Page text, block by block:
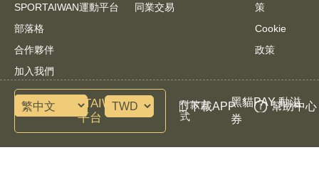
SPORTAIWAN運動平台
部落格
合作夥伴
加入我們
同業交易
策
Cookie
政策
諮詢SPORTAIWAN運動
平台
付款方
式
黑貓PAY 動滋
券
下載APP 幫助中心